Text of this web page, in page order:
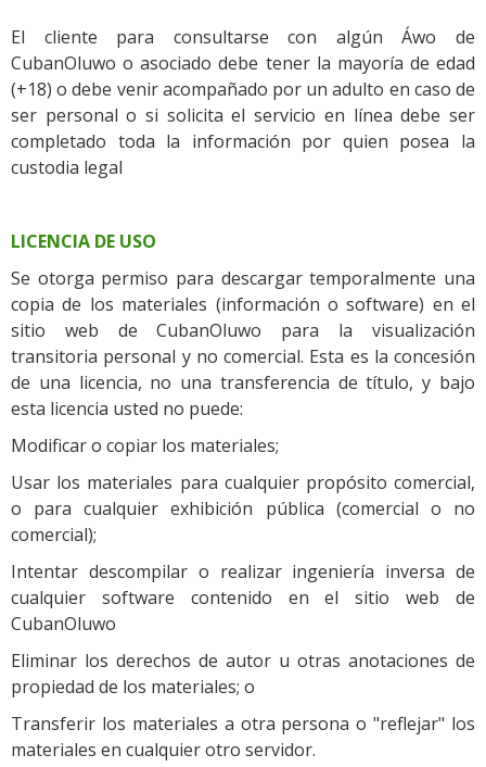
El cliente para consultarse con algún Áwo de
CubanOluwo o asociado debe tener la mayoría de edad
(+18) o debe venir acompañado por un adulto en caso de
ser personal o si solicita el servicio en línea debe ser
completado toda la información por quien posea la
custodia legal
LICENCIA DE USO
Se otorga permiso para descargar temporalmente una
copia de los materiales (información o software) en el
sitio web de CubanOluwo para la visualización
transitoria personal y no comercial. Esta es la concesión
de una licencia, no una transferencia de título, y bajo
esta licencia usted no puede:
Modificar o copiar los materiales;
Usar los materiales para cualquier propósito comercial,
o para cualquier exhibición pública (comercial o no
comercial);
Intentar descompilar o realizar ingeniería inversa de
cualquier software contenido en el sitio web de
CubanOluwo
Eliminar los derechos de autor u otras anotaciones de
propiedad de los materiales; o
Transferir los materiales a otra persona o "reflejar" los
materiales en cualquier otro servidor.